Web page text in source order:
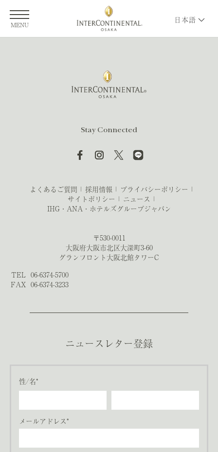
MENU
日本語
Stay Connected
よくあるご質問 採用情報
プライバシーポリシー
サイトポリシー
ニュース
IHG・ANA・ホテルズグループジャパン
〒530-0011
大阪府大阪市北区大深町3-60
グランフロント大阪北館タワーC
TEL 06-6374-5700
FAX 06-6374-3233
ニュースレター登録
性/名*
メールアドレス*